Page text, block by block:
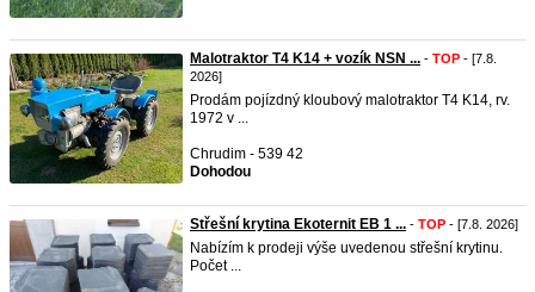
Malotraktor T4 K14 + vozík NSN ... - TOP - [7.8.
2026]
Prodám pojízdný kloubový malotraktor T4 K14, rv.
1972 v ...
Chrudim - 539 42
Dohodou
Střešní krytina Ekoternit EB 1 ... - TOP - [7.8. 2026]
Nabízím k prodeji výše uvedenou střešní krytinu.
Počet ...